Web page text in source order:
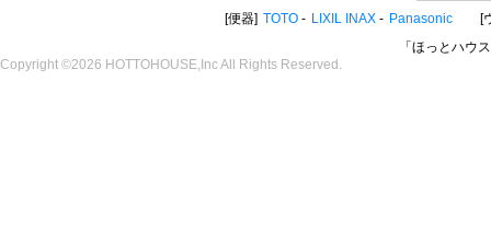
便器 TOTO LIXIL INAX Panasonic
「ほっとハウ
Copyright ©2026 HOTTOHOUSE,Inc All Rights Reserved.